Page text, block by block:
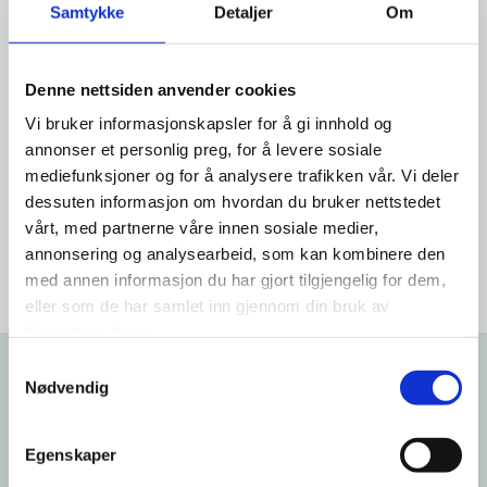
Samtykke Detaljer Om
Denne nettsiden anvender cookies
Vi bruker informasjonskapsler for å gi innhold og
annonser et personlig preg, for å levere sosiale
mediefunksjoner og for å analysere trafikken vår. Vi deler
dessuten informasjon om hvordan du bruker nettstedet
vårt, med partnerne våre innen sosiale medier,
annonsering og analysearbeid, som kan kombinere den
med annen informasjon du har gjort tilgjengelig for dem,
eller som de har samlet inn gjennom din bruk av
Nødvendig
Egenskaper
Næringsalliansen i Innlandet bygger på sterke,